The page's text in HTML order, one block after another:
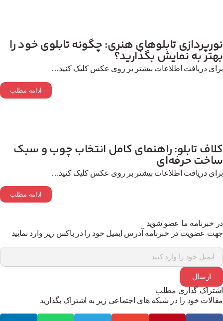
تابلوهای هنری: چگونه تابلوی خود را
به نمایش بگذارید؟
دریافت اطلاعات بیشتر بر روی عکس کلیک کنید…
ادامه مطلب
تابلو: راهنمای کامل انتخاب چوب و سبک
حرفه‌ای
دریافت اطلاعات بیشتر بر روی عکس کلیک کنید…
ادامه مطلب
خبرنامه ما عضو شوید
عضویت در خبرنامه آدرس ایمیل خود را در باکس زیر وارد نمایید
ارسال
گذاری مطلب
خود را در شبکه های اجتماعی زیر به اشتراک بگذارید